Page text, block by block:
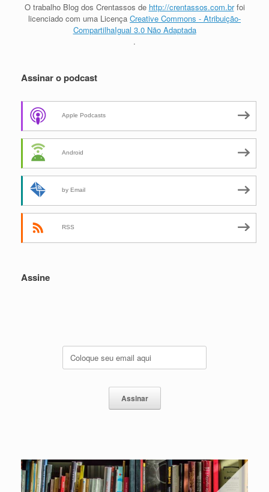
O trabalho Blog dos Crentassos de http://crentassos.com.brfoi
licenciado com uma Licença Creative Commons - Atribuição-
CompartilhaIgual 3.0 Não Adaptada
.
Assinar o podcast
Apple Podcasts
Android
by Email
RSS
Assine